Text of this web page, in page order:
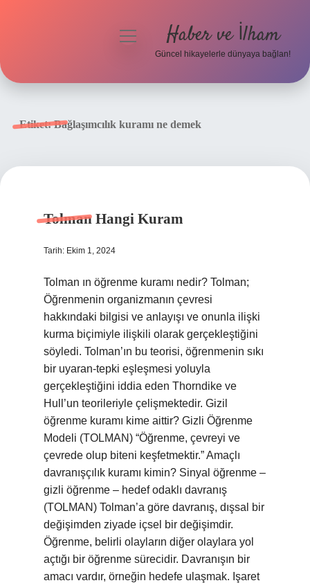
menüyü
Haber ve İlham
Güncel hikayelerle dünyaya bağlan!
Etiket:Bağlaşımcılık kuramı ne demek
Tolman Hangi Kuram
Tarih: Ekim 1, 2024
Tolman ın öğrenme kuramı nedir? Tolman;
Öğrenmenin organizmanın çevresi
hakkındaki bilgisi ve anlayışı ve onunla ilişki
kurma biçimiyle ilişkili olarak gerçekleştiğini
söyledi. Tolman’ın bu teorisi, öğrenmenin sıkı
bir uyaran-tepki eşleşmesi yoluyla
gerçekleştiğini iddia eden Thorndike ve
Hull’un teorileriyle çelişmektedir. Gizil
öğrenme kuramı kime aittir? Gizli Öğrenme
Modeli (TOLMAN) “Öğrenme, çevreyi ve
çevrede olup biteni keşfetmektir.” Amaçlı
davranışçılık kuramı kimin? Sinyal öğrenme –
gizli öğrenme – hedef odaklı davranış
(TOLMAN) Tolman’a göre davranış, dışsal bir
değişimden ziyade içsel bir değişimdir.
Öğrenme, belirli olayların diğer olaylara yol
açtığı bir öğrenme sürecidir. Davranışın bir
amacı vardır, örneğin hedefe ulaşmak. Işaret